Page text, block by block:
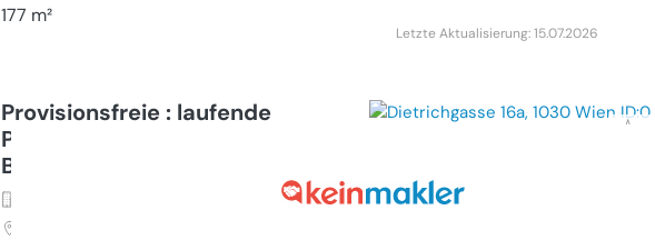
177 m²
Letzte Aktualisierung: 15.07.2026
Provisionsfreie : laufende
Pension mit
Betreiberwohnung in Wien